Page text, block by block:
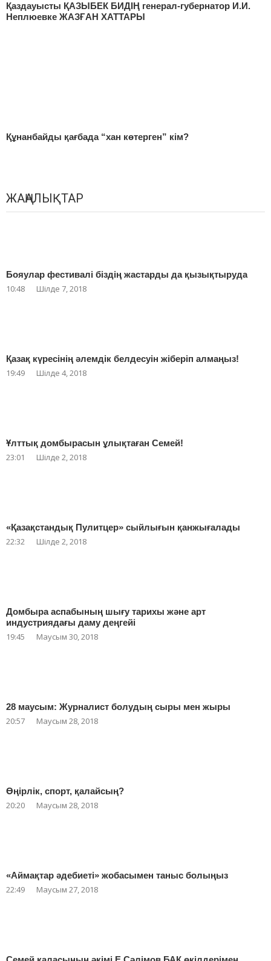
Қаздауысты ҚАЗЫБЕК БИДІҢ генерал-губернатор И.И.
Неплюевке ЖАЗҒАН ХАТТАРЫ
Құнанбайды қағбада “хан көтерген” кім?
ЖАҢАЛЫҚТАР
Бояулар фестивалі біздің жастарды да қызықтыруда
10:48 Шілде 7, 2018
Қазақ күресінің әлемдік белдесуін жіберіп алмаңыз!
19:49 Шілде 4, 2018
Ұлттық домбырасын ұлықтаған Семей!
23:01 Шілде 2, 2018
«Қазақстандық Пулитцер» сыйлығын қанжығалады
22:32 Шілде 2, 2018
Домбыра аспабының шығу тарихы және арт
индустриядағы даму деңгейі
19:45 Маусым 30, 2018
28 маусым: Журналист болудың сыры мен жыры
20:57 Маусым 28, 2018
Өңірлік, спорт, қалайсың?
20:20 Маусым 28, 2018
«Аймақтар әдебиеті» жобасымен таныс болыңыз
22:49 Маусым 27, 2018